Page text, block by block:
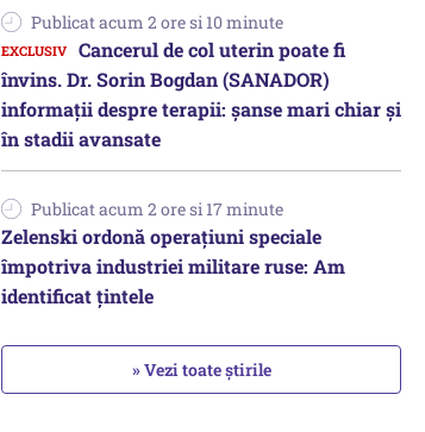
Publicat acum 2 ore si 10 minute
Cancerul de col uterin poate fi
învins. Dr. Sorin Bogdan (SANADOR)
informații despre terapii: șanse mari chiar și
în stadii avansate
Publicat acum 2 ore si 17 minute
Zelenski ordonă operațiuni speciale
împotriva industriei militare ruse: Am
identificat țintele
» Vezi toate știrile